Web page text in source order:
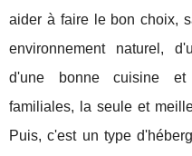
aider à faire le bon choix,
environnement naturel,
d'une bonne cuisine et
familiales, la seule et
Puis, c'est un type